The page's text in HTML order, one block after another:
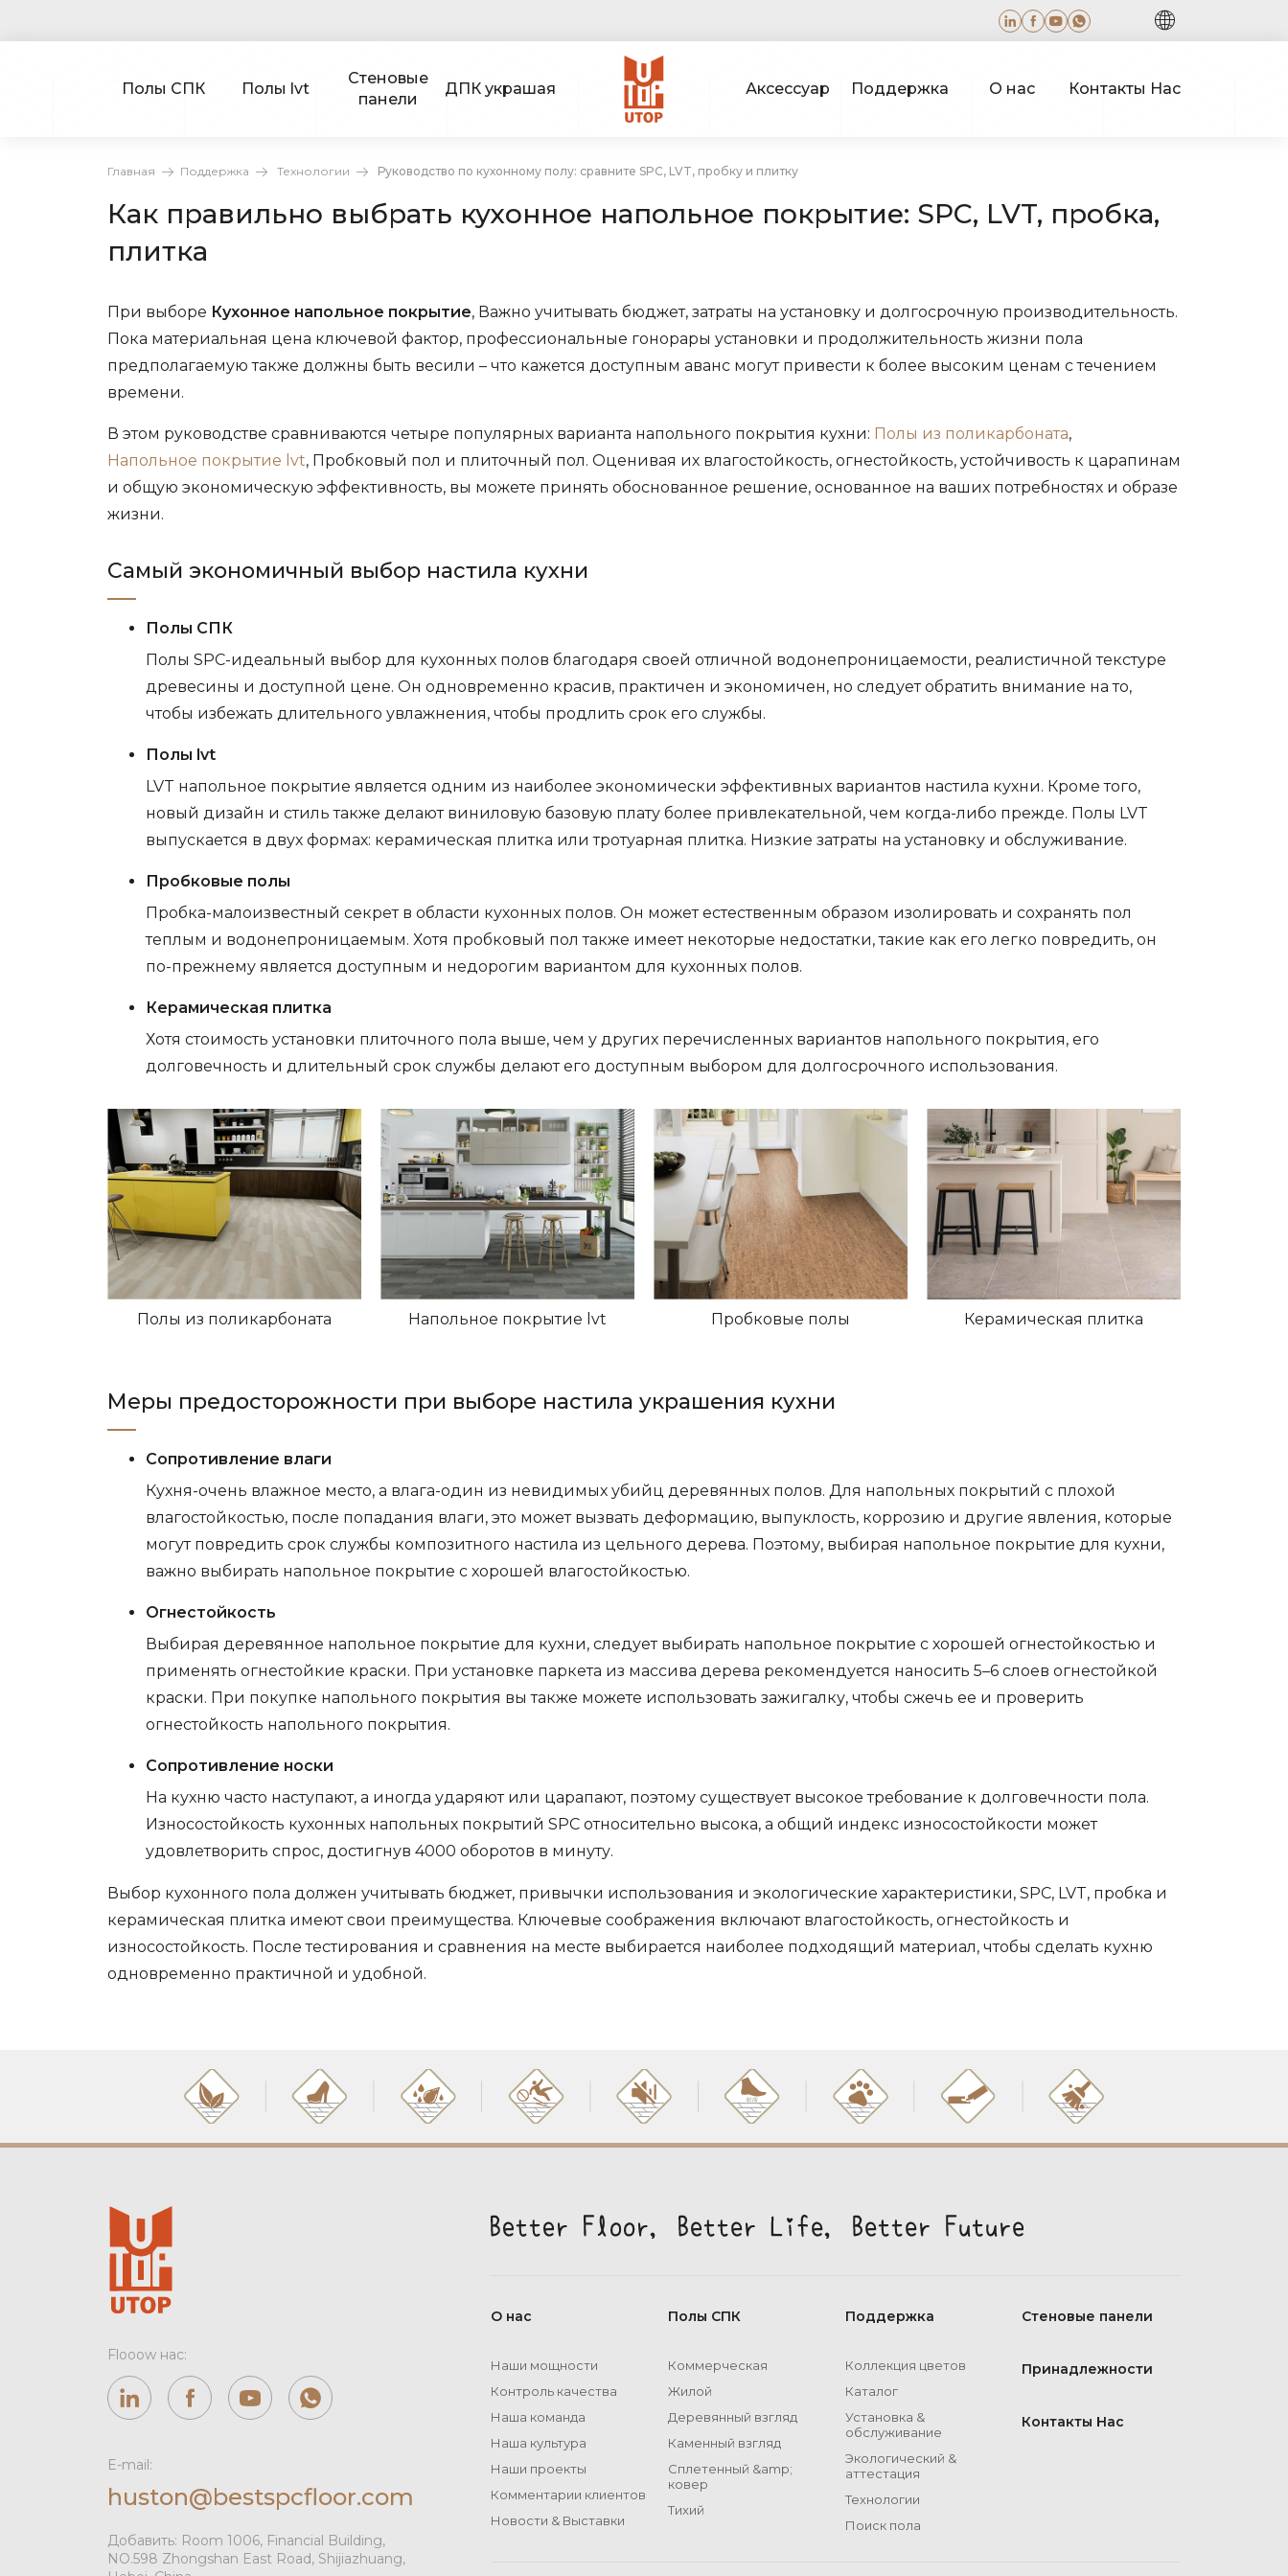
Полы СПК Полы lvt
Стеновые
панели
ДПК украшая Аксессуар Поддержка О нас Контакты Нас
Главная Поддержка Технологии Руководство по кухонному полу: сравните SPC, LVT, пробку и плитку
Как правильно выбрать кухонное напольное покрытие: SPC, LVT, пробка,
плитка
При выборе Кухонное напольное покрытие, Важно учитывать бюджет, затраты на установку и долгосрочную производительность.
Пока материальная цена ключевой фактор, профессиональные гонорары установки и продолжительность жизни пола
предполагаемую также должны быть весили – что кажется доступным аванс могут привести к более высоким ценам с течением
времени.
В этом руководстве сравниваются четыре популярных варианта напольного покрытия кухни: Полы из поликарбоната,
Напольное покрытие lvt, Пробковый пол и плиточный пол. Оценивая их влагостойкость, огнестойкость, устойчивость к царапинам
и общую экономическую эффективность, вы можете принять обоснованное решение, основанное на ваших потребностях и образе
жизни.
Самый экономичный выбор настила кухни
Полы СПК
Полы SPC-идеальный выбор для кухонных полов благодаря своей отличной водонепроницаемости, реалистичной текстуре
древесины и доступной цене. Он одновременно красив, практичен и экономичен, но следует обратить внимание на то,
чтобы избежать длительного увлажнения, чтобы продлить срок его службы.
Полы lvt
LVT напольное покрытие является одним из наиболее экономически эффективных вариантов настила кухни. Кроме того,
новый дизайн и стиль также делают виниловую базовую плату более привлекательной, чем когда-либо прежде. Полы LVT
выпускается в двух формах: керамическая плитка или тротуарная плитка. Низкие затраты на установку и обслуживание.
Пробковые полы
Пробка-малоизвестный секрет в области кухонных полов. Он может естественным образом изолировать и сохранять пол
теплым и водонепроницаемым. Хотя пробковый пол также имеет некоторые недостатки, такие как его легко повредить, он
по-прежнему является доступным и недорогим вариантом для кухонных полов.
Керамическая плитка
Хотя стоимость установки плиточного пола выше, чем у других перечисленных вариантов напольного покрытия, его
долговечность и длительный срок службы делают его доступным выбором для долгосрочного использования.
Полы из поликарбоната Напольное покрытие lvt Пробковые полы Керамическая плитка
Меры предосторожности при выборе настила украшения кухни
Сопротивление влаги
Кухня-очень влажное место, а влага-один из невидимых убийц деревянных полов. Для напольных покрытий с плохой
влагостойкостью, после попадания влаги, это может вызвать деформацию, выпуклость, коррозию и другие явления, которые
могут повредить срок службы композитного настила из цельного дерева. Поэтому, выбирая напольное покрытие для кухни,
важно выбирать напольное покрытие с хорошей влагостойкостью.
Огнестойкость
Выбирая деревянное напольное покрытие для кухни, следует выбирать напольное покрытие с хорошей огнестойкостью и
применять огнестойкие краски. При установке паркета из массива дерева рекомендуется наносить 5–6 слоев огнестойкой
краски. При покупке напольного покрытия вы также можете использовать зажигалку, чтобы сжечь ее и проверить
огнестойкость напольного покрытия.
Сопротивление носки
На кухню часто наступают, а иногда ударяют или царапают, поэтому существует высокое требование к долговечности пола.
Износостойкость кухонных напольных покрытий SPC относительно высока, а общий индекс износостойкости может
удовлетворить спрос, достигнув 4000 оборотов в минуту.
Выбор кухонного пола должен учитывать бюджет, привычки использования и экологические характеристики, SPC, LVT, пробка и
керамическая плитка имеют свои преимущества. Ключевые соображения включают влагостойкость, огнестойкость и
износостойкость. После тестирования и сравнения на месте выбирается наиболее подходящий материал, чтобы сделать кухню
одновременно практичной и удобной.
Flooow нас:
E-mail:
huston@bestspcfloor.com
Добавить: Room 1006, Financial Building,
NO.598 Zhongshan East Road, Shijiazhuang,
О нас
Наши мощности
Контроль качества
Наша команда
Наша культура
Наши проекты
Комментарии клиентов
Новости & Выставки
Полы СПК
Коммерческая
Жилой
Деревянный взгляд
Каменный взгляд
Сплетенный &amp;
ковер
Тихий
Поддержка
Коллекция цветов
Каталог
Установка &
обслуживание
Экологический &
аттестация
Технологии
Поиск пола
Стеновые панели
Принадлежности
Контакты Нас